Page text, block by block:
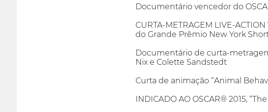
Documentário vencedor do
CURTA-METRAGEM LIVE-
do Grande Prêmio New York
Documentário de curta-
Nix e Colette Sandstedt
Curta de animação “Animal
INDICADO AO OSCAR® 2015,